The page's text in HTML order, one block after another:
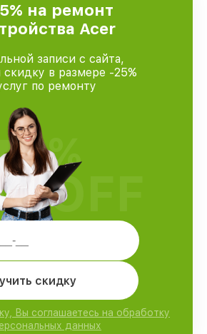
на ремонт
Acer
записи с сайта,
скидку в размере -25%
по ремонту
скидку
Вы соглашаетесь на обработку
данных
%
OFF